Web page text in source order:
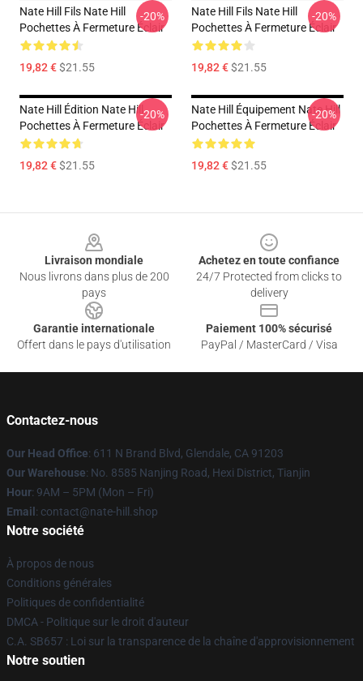
Nate Hill Fils Nate Hill
Pochettes À Fermeture Éclair
19,82 €$21.55
-20%
Nate Hill Fils Nate Hill
Pochettes À Fermeture Éclair
19,82 €$21.55
-20%
Nate Hill Édition Nate Hill
Pochettes À Fermeture Éclair
19,82 €$21.55
-20%
Nate Hill Équipement Nate Hill
Pochettes À Fermeture Éclair
19,82 €$21.55
-20%
Livraison mondiale
Nous livrons dans plus de 200
pays
Achetez en toute confiance
24/7 Protected from clicks to
delivery
Garantie internationale
Offert dans le pays d'utilisation
Paiement 100% sécurisé
PayPal / MasterCard / Visa
Contactez-nous
Our Head Office: 611 N Brand Blvd, Glendale, CA 91203
Our Warehouse: No. 8585 Nanjing Road, Hexi District, Tianjin
Hour: 9AM – 5PM (Mon – Fri)
Email : contact@nate-hill.shop
Notre société
À propos de nous
Conditions générales
Politiques de confidentialité
DMCA - Politique sur le droit d'auteur
C.A. SB657 : Loi sur la transparence de la chaîne d'approvisionnement
Notre soutien